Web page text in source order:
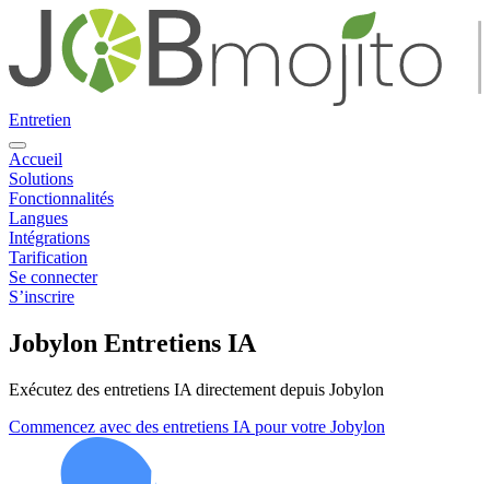
Entretien
Accueil
Solutions
Fonctionnalités
Langues
Intégrations
Tarification
Se connecter
S’inscrire
Jobylon Entretiens IA
Exécutez des entretiens IA directement depuis Jobylon
Commencez avec des entretiens IA pour votre Jobylon